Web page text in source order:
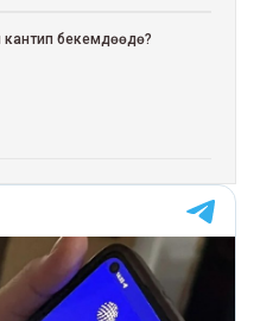
бекемдөөдө?